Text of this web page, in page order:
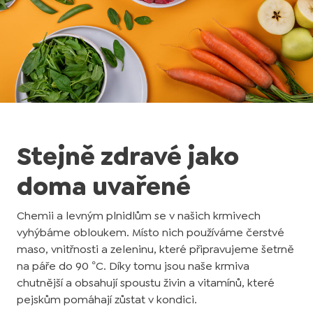
Stejně zdravé jako
doma uvařené
Chemii a levným plnidlům se v našich krmivech
vyhýbáme obloukem. Místo nich používáme čerstvé
maso, vnitřnosti a zeleninu, které připravujeme šetrně
na páře do 90 °C. Díky tomu jsou naše krmiva
chutnější a obsahují spoustu živin a vitamínů, které
pejskům pomáhají zůstat v kondici.